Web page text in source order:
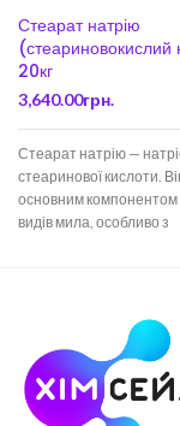
Стеарат натрію
(стеариновокислий
20кг
3,640.00грн.
Стеарат натрію —
стеаринової кислоти.
основним компонентом
видів мила, особливо з